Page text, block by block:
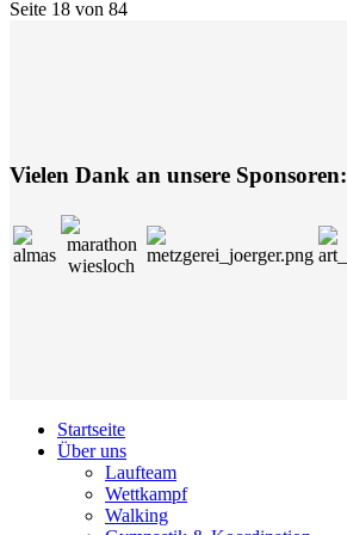
Seite 18 von 84
Vielen Dank an unsere Sponsoren:
Startseite
Über uns
Laufteam
Wettkampf
Walking